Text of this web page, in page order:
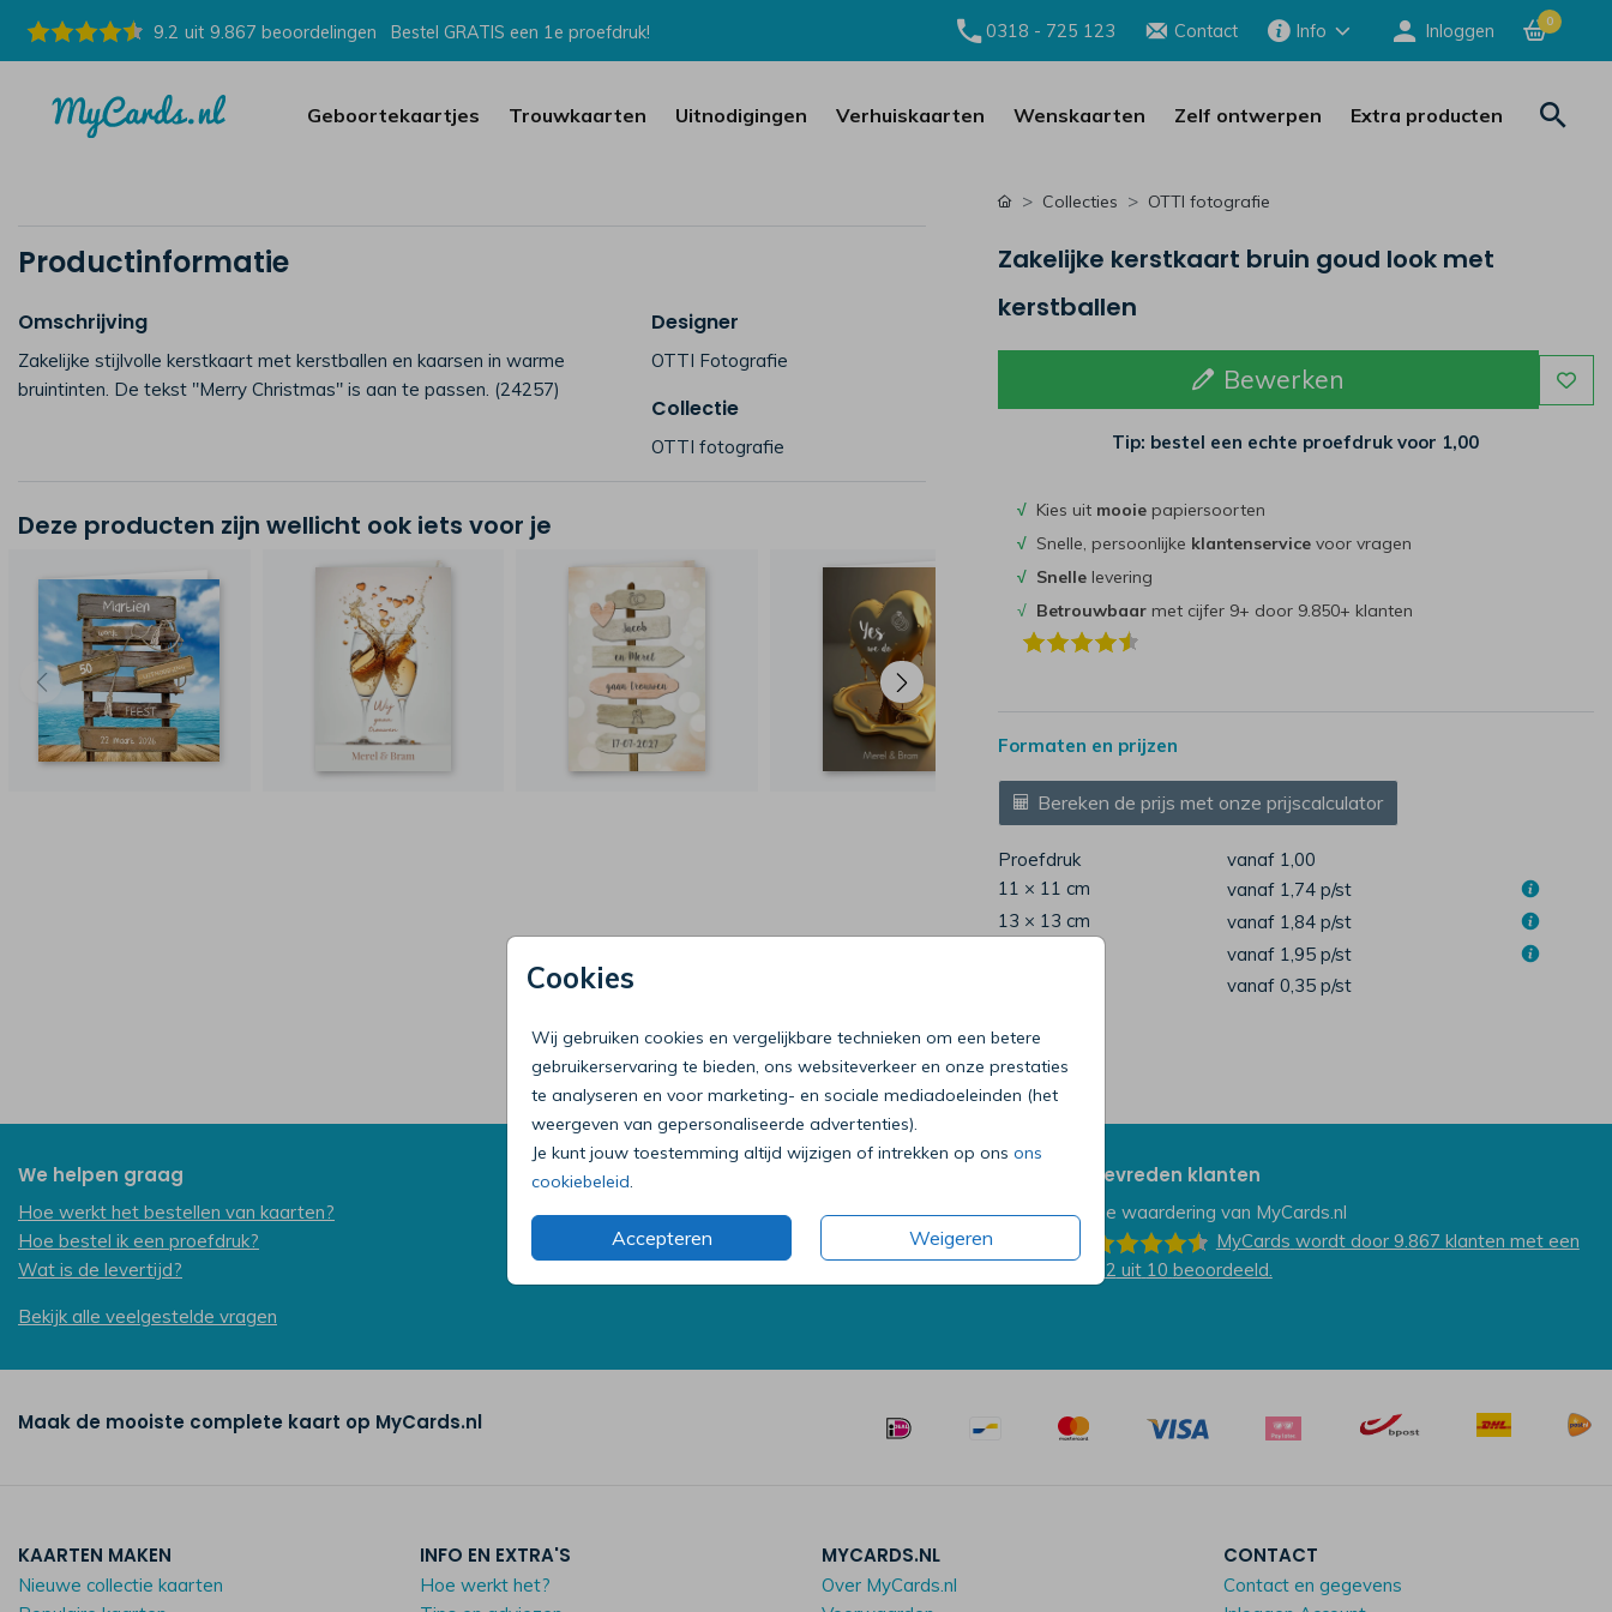
9.2 uit 9.867 beoordelingen Bestel GRATIS een 1e proefdruk! 0318 - 725 123 Contact Info Inloggen 0
Geboortekaartjes Trouwkaarten Uitnodigingen Verhuiskaarten Wenskaarten Zelf ontwerpen Extra producten
Cookies
Wij gebruiken cookies en vergelijkbare technieken om een betere
gebruikerservaring te bieden, ons websiteverkeer en onze prestaties
te analyseren en voor marketing- en sociale mediadoeleinden (het
weergeven van gepersonaliseerde advertenties).
Je kunt jouw toestemming altijd wijzigen of intrekken op ons ons
cookiebeleid
Accepteren Weigeren
Productinformatie
Omschrijving
Zakelijke stijlvolle kerstkaart met kerstballen en kaarsen in warme
bruintinten. De tekst "Merry Christmas" is aan te passen. (24257)
Designer
OTTI Fotografie
Collectie
OTTI fotografie
Deze producten zijn wellicht ook iets voor je
Collecties OTTI fotografie
Zakelijke kerstkaart bruin goud look met
kerstballen
Bewerken
Tip: bestel een echte proefdruk voor 1,00
√Kies uit mooie papiersoorten
√Snelle, persoonlijke klantenservicevoor vragen
√ Snellelevering
√ Betrouwbaarmet cijfer 9+ door 9.850+ klanten
Formaten en prijzen
Bereken de prijs met onze prijscalculator
Proefdruk
vanaf 1,00
11 × 11 cm
vanaf 1,74 p/st
13 × 13 cm
vanaf 1,84 p/st
vanaf 1,95 p/st
vanaf 0,35 p/st
We helpen graag
Hoe werkt het bestellen van kaarten?
Hoe bestel ik een proefdruk?
Wat is de levertijd?
Bekijk alle veelgestelde vragen
Bel onze klantenservice
Op werkdagen van 09:00 tot 18:00 uur
Mailen mag ook:klantenservice@mycards.nl
Tevreden klanten
De waardering van MyCards.nl
MyCards wordt door 9.867 klanten met een
9.2 uit 10 beoordeeld.
Maak de mooiste complete kaart op MyCards.nl
KAARTEN MAKEN
Nieuwe collectie kaarten
INFO EN EXTRA'S
Hoe werkt het?
MYCARDS.NL
Over MyCards.nl
CONTACT
Contact en gegevens